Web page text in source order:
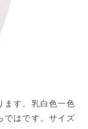
ます。乳白色一色
ではです。サイズ